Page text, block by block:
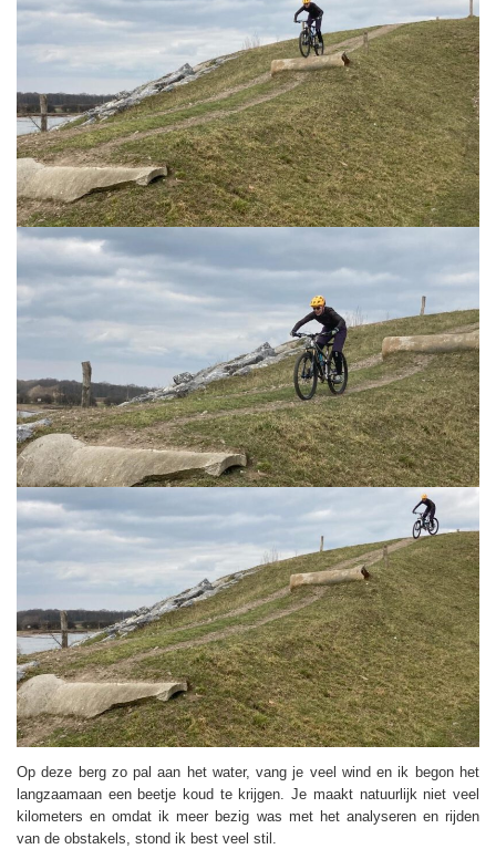
Op deze berg zo pal aan het water, vang je veel wind en ik begon het
langzaamaan een beetje koud te krijgen. Je maakt natuurlijk niet veel
kilometers en omdat ik meer bezig was met het analyseren en rijden
van de obstakels, stond ik best veel stil.